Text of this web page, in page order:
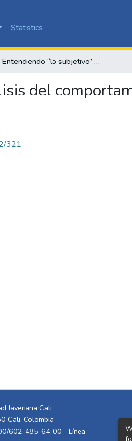
Statistics
Entendiendo “lo subjetivo” desde el análisis del comportamiento y propuestas terapéuticas
del
321
Javeriana Cali
Cali, Colombia
602-485-64-00 - Línea